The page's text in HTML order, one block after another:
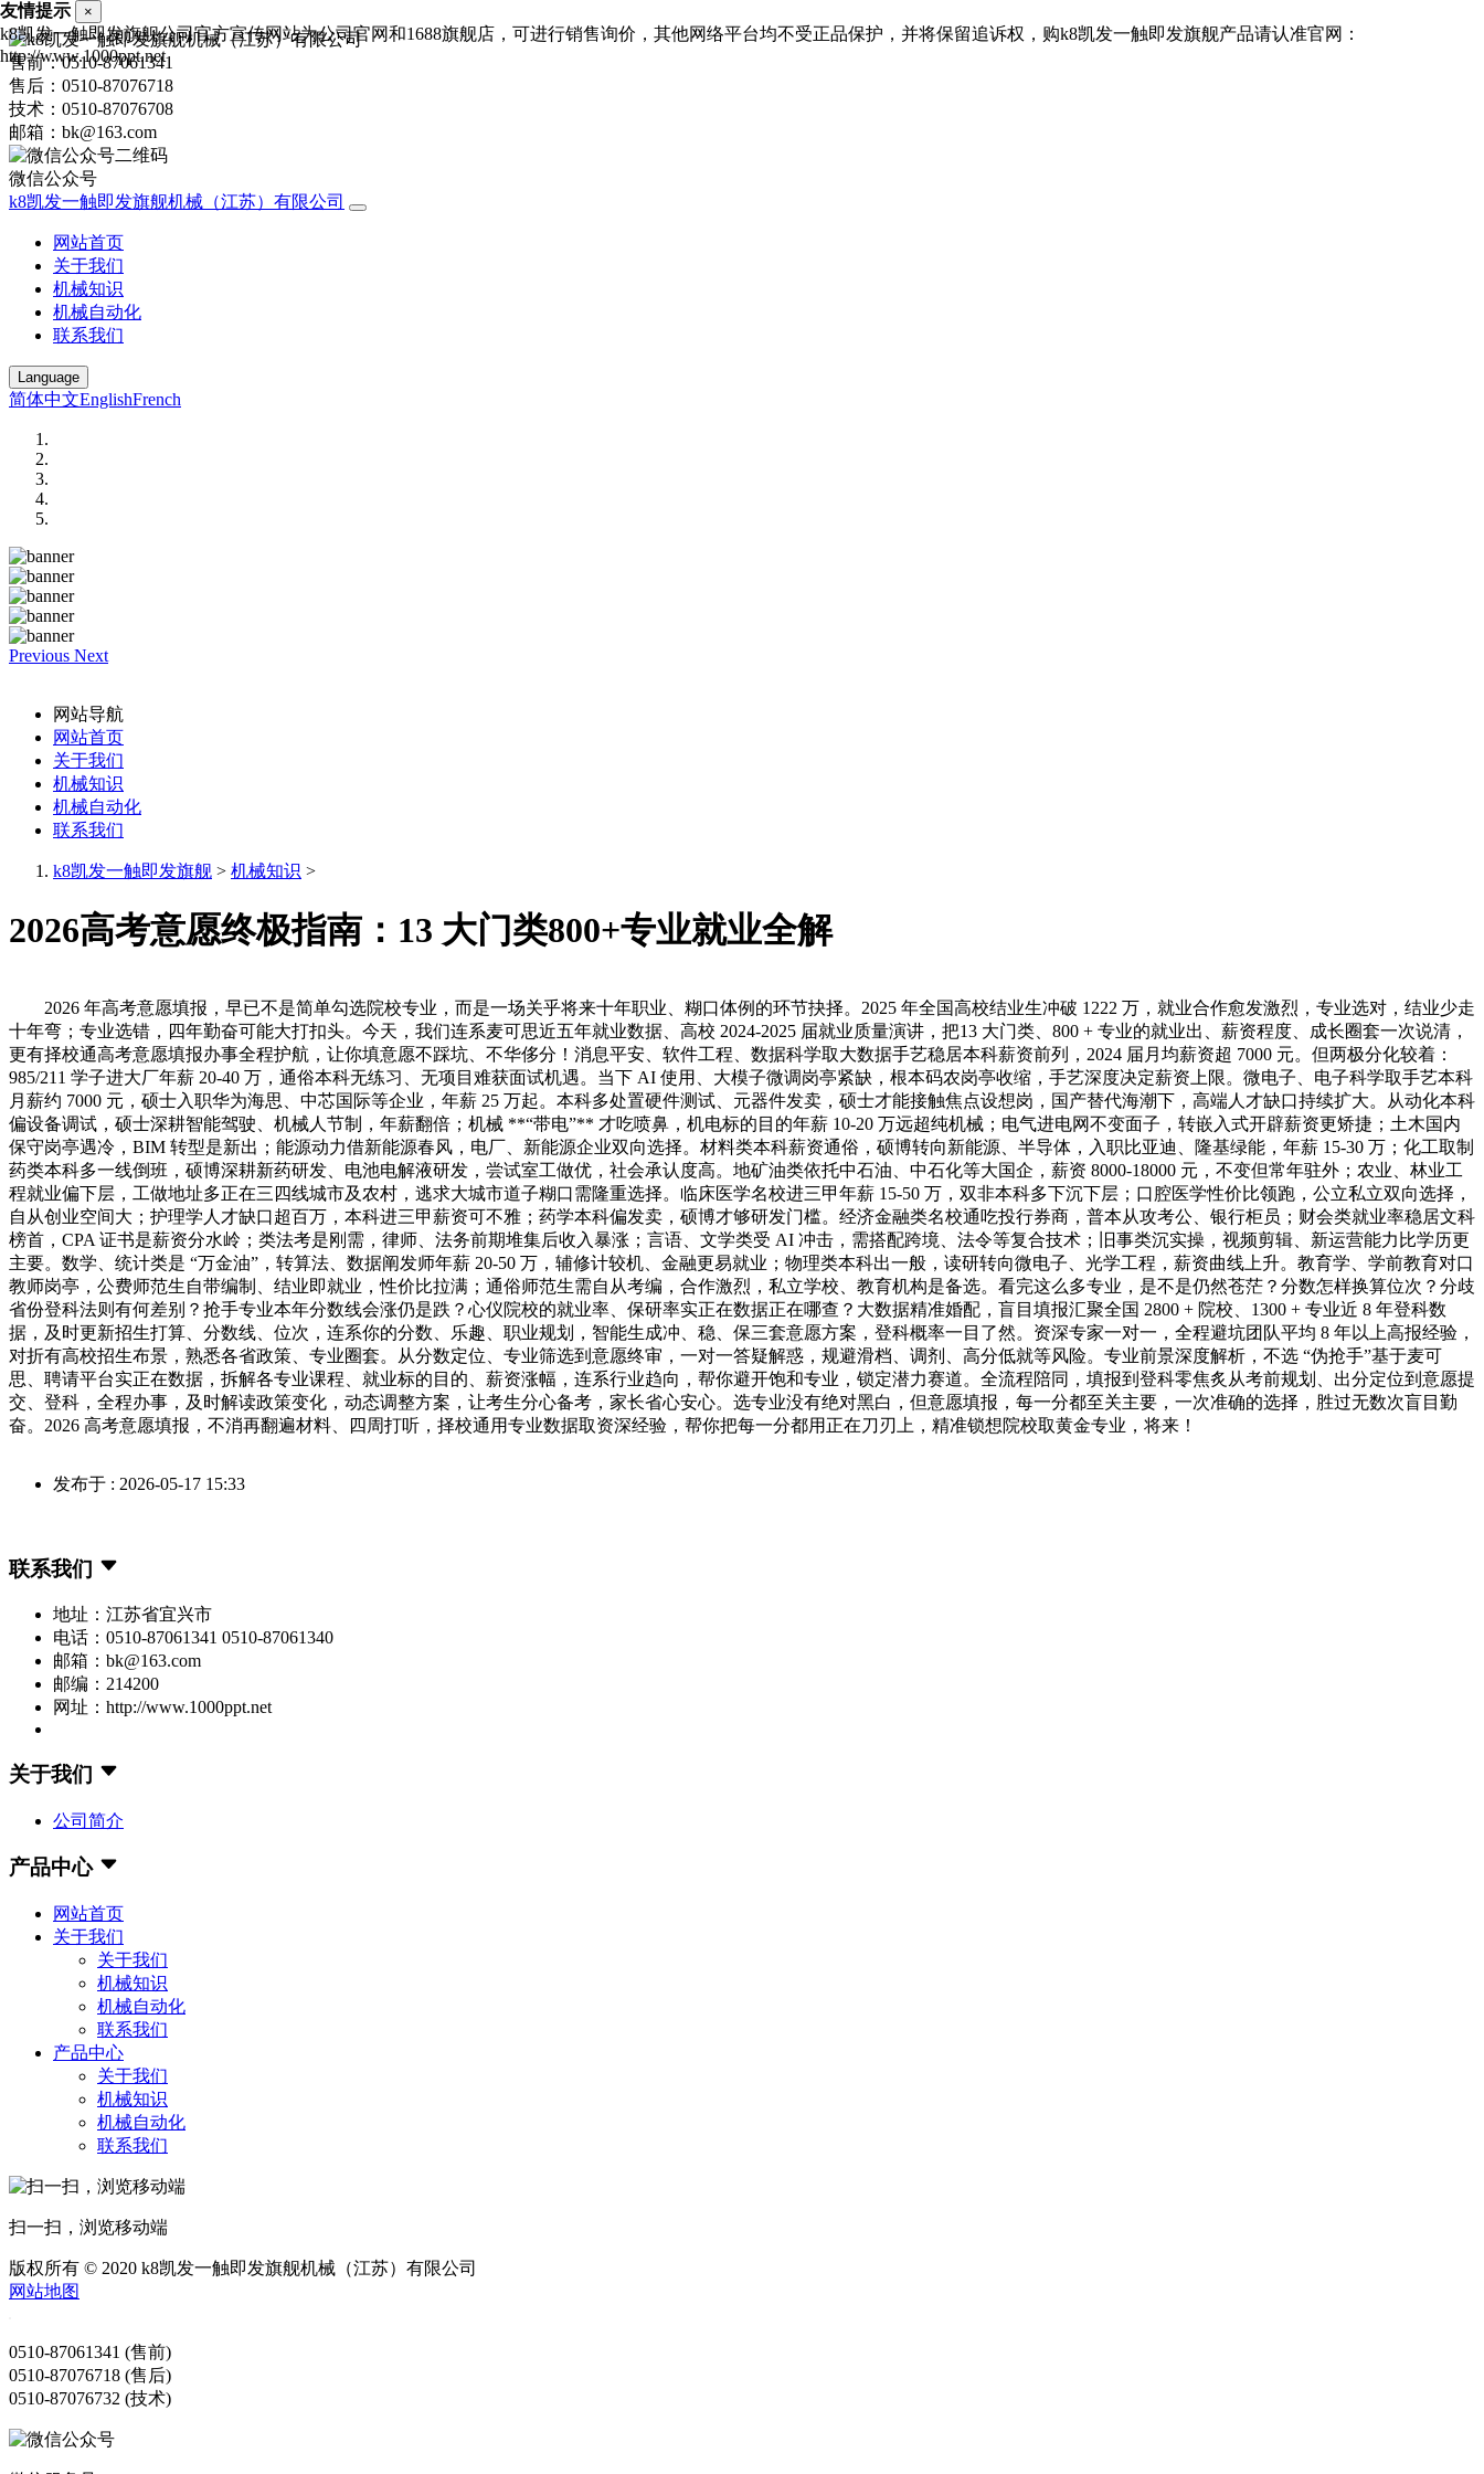
售前：0510-87061341
售后：0510-87076718
技术：0510-87076708
邮箱：bk@163.com
微信公众号
k8凯发一触即发旗舰机械（江苏）有限公司
网站首页
关于我们
机械知识
机械自动化
联系我们
Language
简体中文EnglishFrench
Previous Next
网站导航
网站首页
关于我们
机械知识
机械自动化
联系我们
k8凯发一触即发旗舰 > 机械知识 >
2026高考意愿终极指南：13 大门类800+专业就业全解
2026 年高考意愿填报，早已不是简单勾选院校专业，而是一场关乎将来十年职业、糊口体例的环节抉择。2025 年全国高校结业生冲破 1222 万，就业合作愈发激烈，专业选对，结业少走
十年弯；专业选错，四年勤奋可能大打扣头。今天，我们连系麦可思近五年就业数据、高校 2024-2025 届就业质量演讲，把13 大门类、800 + 专业的就业出、薪资程度、成长圈套一次说清，
更有择校通高考意愿填报办事全程护航，让你填意愿不踩坑、不华侈分！消息平安、软件工程、数据科学取大数据手艺稳居本科薪资前列，2024 届月均薪资超 7000 元。但两极分化较着：
985/211 学子进大厂年薪 20-40 万，通俗本科无练习、无项目难获面试机遇。当下 AI 使用、大模子微调岗亭紧缺，根本码农岗亭收缩，手艺深度决定薪资上限。微电子、电子科学取手艺本科
月薪约 7000 元，硕士入职华为海思、中芯国际等企业，年薪 25 万起。本科多处置硬件测试、元器件发卖，硕士才能接触焦点设想岗，国产替代海潮下，高端人才缺口持续扩大。从动化本科
偏设备调试，硕士深耕智能驾驶、机械人节制，年薪翻倍；机械 **“带电”** 才吃喷鼻，机电标的目的年薪 10-20 万远超纯机械；电气进电网不变面子，转嵌入式开辟薪资更矫捷；土木国内
保守岗亭遇冷，BIM 转型是新出；能源动力借新能源春风，电厂、新能源企业双向选择。材料类本科薪资通俗，硕博转向新能源、半导体，入职比亚迪、隆基绿能，年薪 15-30 万；化工取制
药类本科多一线倒班，硕博深耕新药研发、电池电解液研发，尝试室工做优，社会承认度高。地矿油类依托中石油、中石化等大国企，薪资 8000-18000 元，不变但常年驻外；农业、林业工
程就业偏下层，工做地址多正在三四线城市及农村，逃求大城市道子糊口需隆重选择。临床医学名校进三甲年薪 15-50 万，双非本科多下沉下层；口腔医学性价比领跑，公立私立双向选择，
自从创业空间大；护理学人才缺口超百万，本科进三甲薪资可不雅；药学本科偏发卖，硕博才够研发门槛。经济金融类名校通吃投行券商，普本从攻考公、银行柜员；财会类就业率稳居文科
榜首，CPA 证书是薪资分水岭；类法考是刚需，律师、法务前期堆集后收入暴涨；言语、文学类受 AI 冲击，需搭配跨境、法令等复合技术；旧事类沉实操，视频剪辑、新运营能力比学历更
主要。数学、统计类是 “万金油”，转算法、数据阐发师年薪 20-50 万，辅修计较机、金融更易就业；物理类本科出一般，读研转向微电子、光学工程，薪资曲线上升。教育学、学前教育对口
教师岗亭，公费师范生自带编制、结业即就业，性价比拉满；通俗师范生需自从考编，合作激烈，私立学校、教育机构是备选。看完这么多专业，是不是仍然苍茫？分数怎样换算位次？分歧
省份登科法则有何差别？抢手专业本年分数线会涨仍是跌？心仪院校的就业率、保研率实正在数据正在哪查？大数据精准婚配，盲目填报汇聚全国 2800 + 院校、1300 + 专业近 8 年登科数
据，及时更新招生打算、分数线、位次，连系你的分数、乐趣、职业规划，智能生成冲、稳、保三套意愿方案，登科概率一目了然。资深专家一对一，全程避坑团队平均 8 年以上高报经验，
对折有高校招生布景，熟悉各省政策、专业圈套。从分数定位、专业筛选到意愿终审，一对一答疑解惑，规避滑档、调剂、高分低就等风险。专业前景深度解析，不选 “伪抢手”基于麦可
思、聘请平台实正在数据，拆解各专业课程、就业标的目的、薪资涨幅，连系行业趋向，帮你避开饱和专业，锁定潜力赛道。全流程陪同，填报到登科零焦炙从考前规划、出分定位到意愿提
交、登科，全程办事，及时解读政策变化，动态调整方案，让考生分心备考，家长省心安心。选专业没有绝对黑白，但意愿填报，每一分都至关主要，一次准确的选择，胜过无数次盲目勤
奋。2026 高考意愿填报，不消再翻遍材料、四周打听，择校通用专业数据取资深经验，帮你把每一分都用正在刀刃上，精准锁想院校取黄金专业，将来！
发布于 : 2026-05-17 15:33
联系我们
地址：江苏省宜兴市
电话：0510-87061341 0510-87061340
邮箱：bk@163.com
邮编：214200
网址：http://www.1000ppt.net
关于我们
公司简介
产品中心
网站首页
关于我们
关于我们
机械知识
机械自动化
联系我们
产品中心
关于我们
机械知识
机械自动化
联系我们
扫一扫，浏览移动端
版权所有 © 2020 k8凯发一触即发旗舰机械（江苏）有限公司
网站地图
0510-87061341 (售前)
0510-87076718 (售后)
0510-87076732 (技术)
友情提示 ×
k8凯发一触即发旗舰公司官方宣传网站为公司官网和1688旗舰店，可进行销售询价，其他网络平台均不受正品保护，并将保留追诉权，购k8凯发一触即发旗舰产品请认准官网：
http://www.1000ppt.net